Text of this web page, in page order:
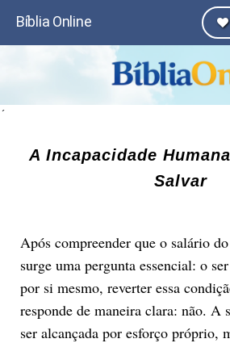
Bíblia Online
´
A Incapacidade
Salvar
Após compreender que o salário
surge uma pergunta essencial: o
por si mesmo, reverter essa
responde de maneira clara: não. A
ser alcançada por esforço próprio,